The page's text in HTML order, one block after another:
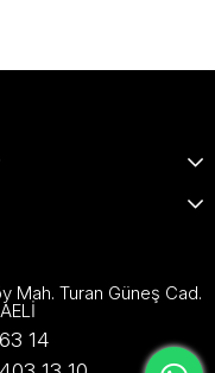
Mah. Turan Güneş Cad.
14